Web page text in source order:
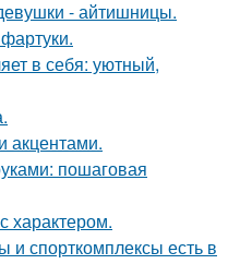
- айтишницы.
в себя: уютный,
акцентами.
пошаговая
характером.
и спорткомплексы есть в